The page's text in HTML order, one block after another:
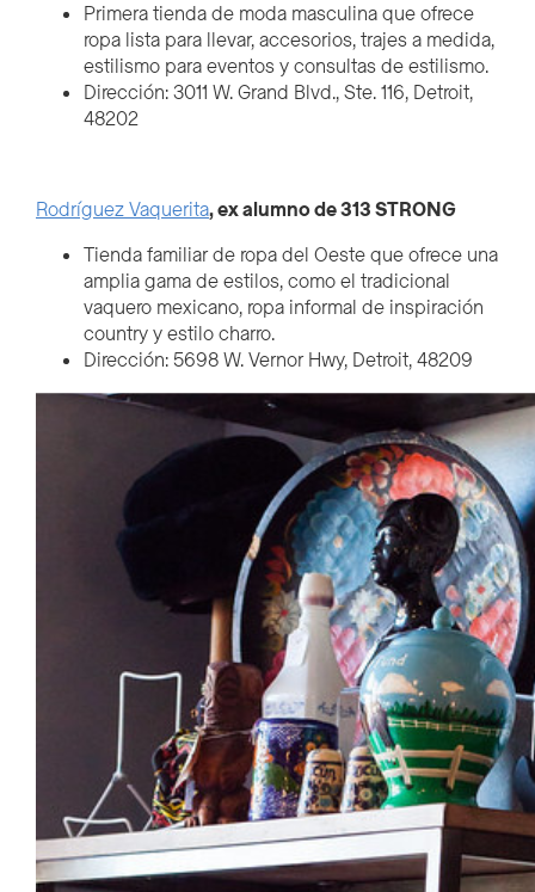
Primera tienda de moda masculina que ofrece
ropa lista para llevar, accesorios, trajes a medida,
estilismo para eventos y consultas de estilismo.
Dirección: 3011 W. Grand Blvd., Ste. 116, Detroit,
48202
Rodríguez Vaquerita, ex alumno de 313 STRONG
Tienda familiar de ropa del Oeste que ofrece una
amplia gama de estilos, como el tradicional
vaquero mexicano, ropa informal de inspiración
country y estilo charro.
Dirección: 5698 W. Vernor Hwy, Detroit, 48209